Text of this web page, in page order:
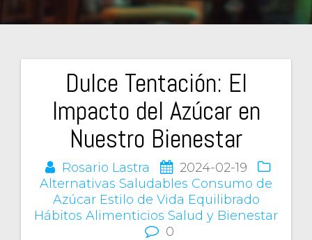
Dulce Tentación: El
Impacto del Azúcar en
Nuestro Bienestar
Rosario Lastra
2024-02-19
Alternativas Saludables Consumo de
Azúcar Estilo de Vida Equilibrado
Hábitos Alimenticios Salud y Bienestar
0
Navegación
de
entradas